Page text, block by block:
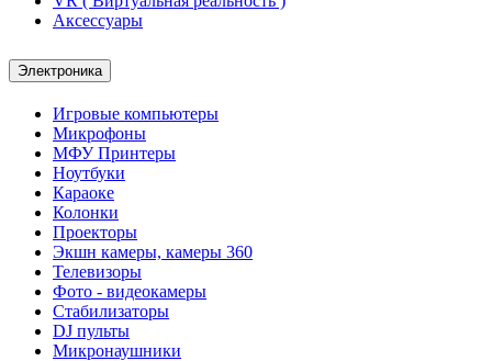
Аксессуары
Электроника
Игровые компьютеры
Микрофоны
МФУ Принтеры
Ноутбуки
Караоке
Колонки
Проекторы
Экшн камеры, камеры 360
Телевизоры
Фото - видеокамеры
Стабилизаторы
DJ пульты
Микронаушники